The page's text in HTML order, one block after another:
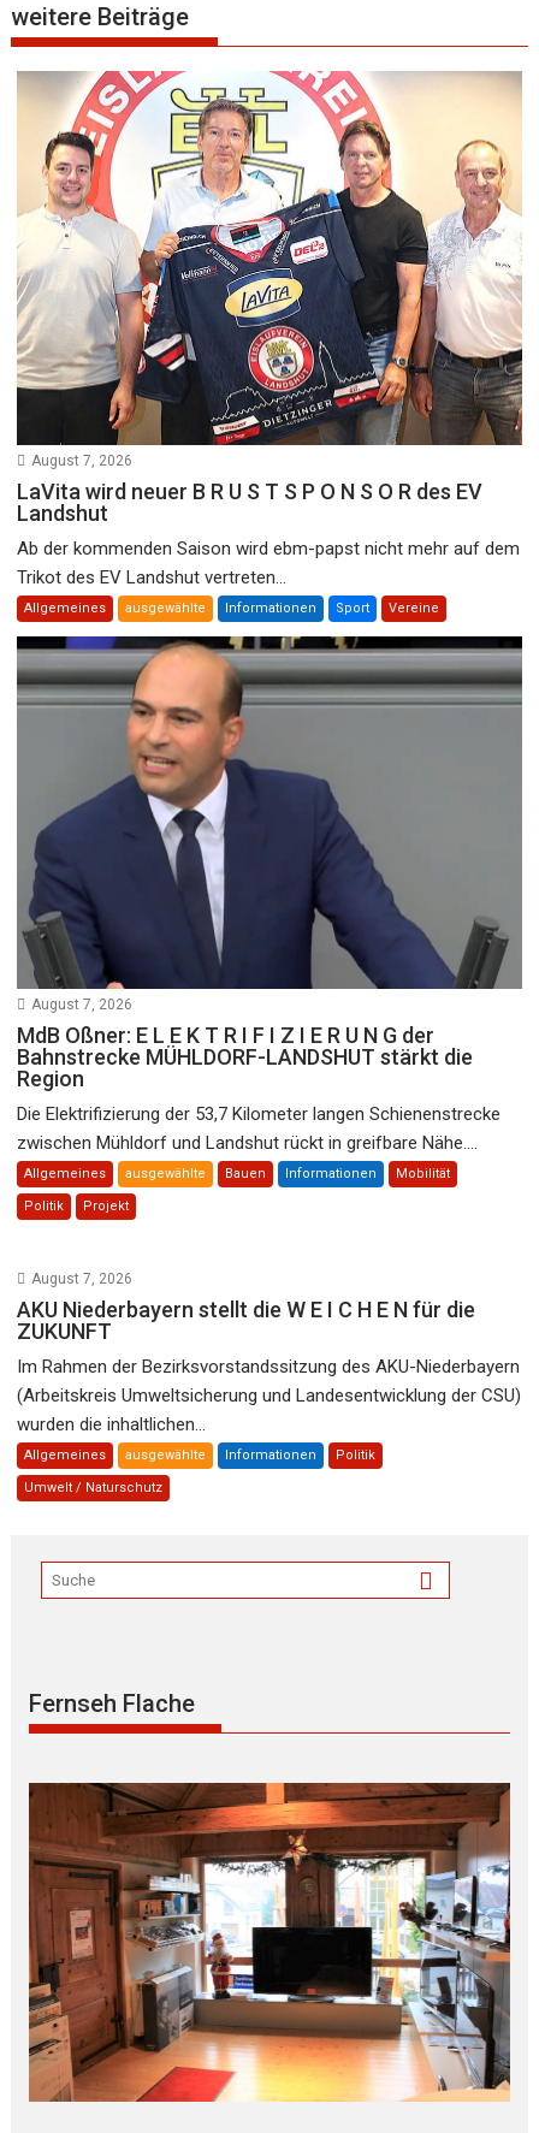
weitere Beiträge
August 7, 2026
LaVita wird neuer B R U S T S P O N S O R des EV
Landshut
Ab der kommenden Saison wird ebm-papst nicht mehr auf dem
Trikot des EV Landshut vertreten...
Allgemeines ausgewählte Informationen Sport Vereine
August 7, 2026
MdB Oßner: E L E K T R I F I Z I E R U N G der
Bahnstrecke MÜHLDORF-LANDSHUT stärkt die
Region
Die Elektrifizierung der 53,7 Kilometer langen Schienenstrecke
zwischen Mühldorf und Landshut rückt in greifbare Nähe....
Allgemeines ausgewählte Bauen Informationen Mobilität
Politik Projekt
August 7, 2026
AKU Niederbayern stellt die W E I C H E N für die
ZUKUNFT
Im Rahmen der Bezirksvorstandssitzung des AKU-Niederbayern
(Arbeitskreis Umweltsicherung und Landesentwicklung der CSU)
wurden die inhaltlichen...
Allgemeines ausgewählte Informationen Politik
Umwelt / Naturschutz
Fernseh Flache